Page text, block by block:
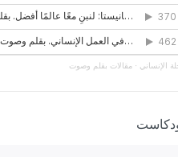
الإنساني · مقالات بقلم وصوت